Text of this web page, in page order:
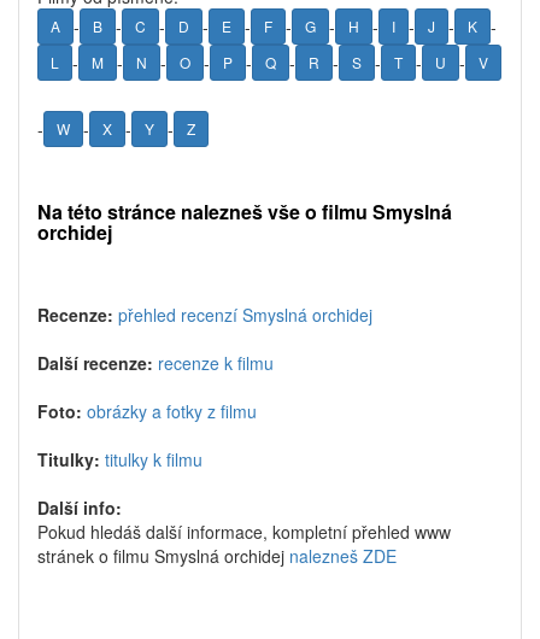
A - B - C - D - E - F - G - H - I - J - K -
L - M - N - O - P - Q - R - S - T - U - V
- W - X - Y - Z
Na této stránce nalezneš vše o filmu Smyslná
orchidej
Recenze: přehled recenzí Smyslná orchidej
Další recenze: recenze k filmu
Foto: obrázky a fotky z filmu
Titulky: titulky k filmu
Další info:
Pokud hledáš další informace, kompletní přehled www
stránek o filmu Smyslná orchidej nalezneš ZDE